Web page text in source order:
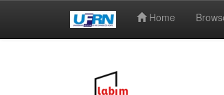
Home